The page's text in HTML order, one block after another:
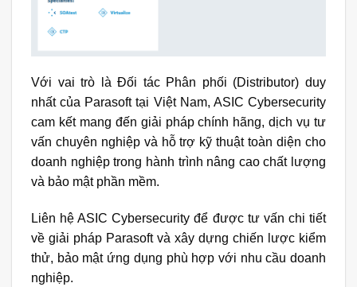
Với vai trò làĐối tác Phân phối (Distributor) duy
nhất của Parasoft tại Việt Nam, ASIC Cybersecurity
cam kết mang đến giải pháp chính hãng, dịch vụ tư
vấn chuyên nghiệp và hỗ trợ kỹ thuật toàn diện cho
doanh nghiệp trong hành trình nâng cao chất lượng
và bảo mật phần mềm.
Liên hệASIC Cybersecurity để được tư vấn chi tiết
về giải pháp Parasoft và xây dựng chiến lược kiểm
thử, bảo mật ứng dụng phù hợp với nhu cầu doanh
nghiệp.